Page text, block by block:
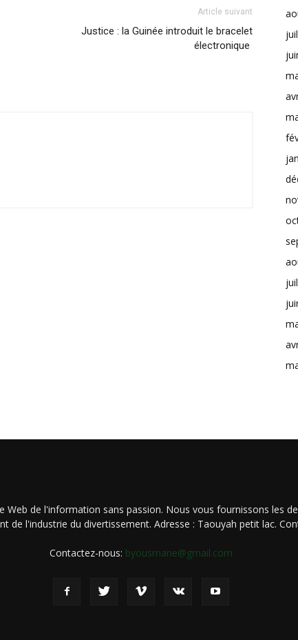
Article suivant
Justice : la Guinée introduit le bracelet
électronique
Web de l'information sans passion. Nous vous fournissons les
de l'industrie du divertissement. Adresse : Taouyah petit lac.
Contactez-nous: byousmane@gmail.com